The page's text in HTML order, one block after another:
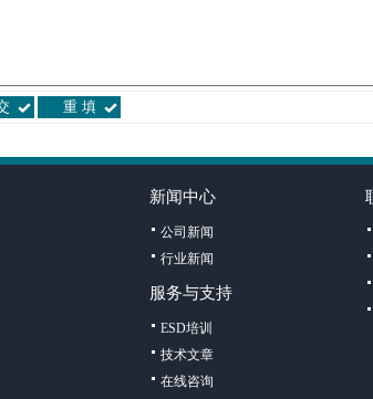
新闻中心
公司新闻
行业新闻
服务与支持
ESD培训
技术文章
在线咨询